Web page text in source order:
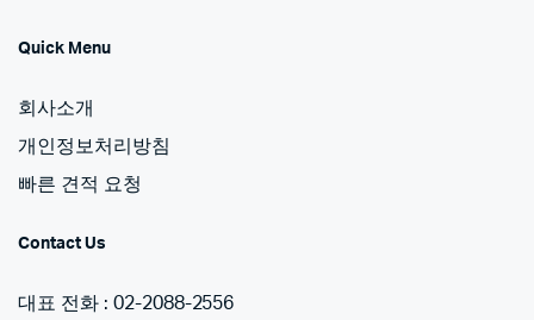
Quick Menu
회사소개
개인정보처리방침
빠른 견적 요청
Contact Us
대표 전화 : 02-2088-2556